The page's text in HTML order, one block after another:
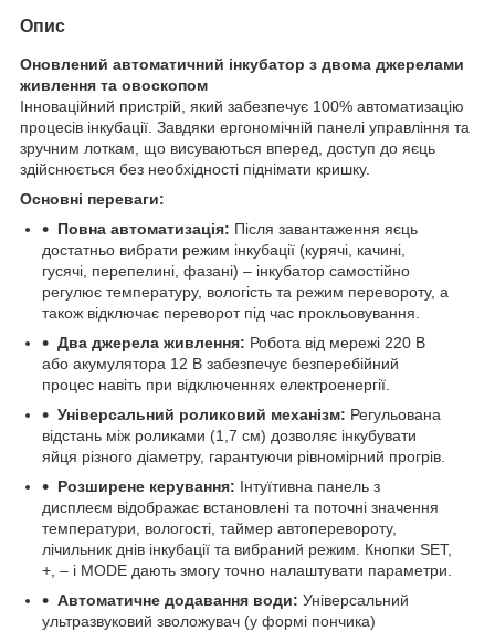
Опис
Оновлений автоматичний інкубатор з двома джерелами
живлення та овоскопом
Інноваційний пристрій, який забезпечує 100% автоматизацію
процесів інкубації. Завдяки ергономічній панелі управління та
зручним лоткам, що висуваються вперед, доступ до яєць
здійснюється без необхідності піднімати кришку.
Основні переваги:
Повна автоматизація: Після завантаження яєць
достатньо вибрати режим інкубації (курячі, качині,
гусячі, перепелині, фазані) – інкубатор самостійно
регулює температуру, вологість та режим перевороту, а
також відключає переворот під час прокльовування.
Два джерела живлення: Робота від мережі 220 В
або акумулятора 12 В забезпечує безперебійний
процес навіть при відключеннях електроенергії.
Універсальний роликовий механізм: Регульована
відстань між роликами (1,7 см) дозволяє інкубувати
яйця різного діаметру, гарантуючи рівномірний прогрів.
Розширене керування: Інтуїтивна панель з
дисплеєм відображає встановлені та поточні значення
температури, вологості, таймер автоперевороту,
лічильник днів інкубації та вибраний режим. Кнопки SET,
+, – і MODE дають змогу точно налаштувати параметри.
Автоматичне додавання води: Універсальний
ультразвуковий зволожувач (у формі пончика)